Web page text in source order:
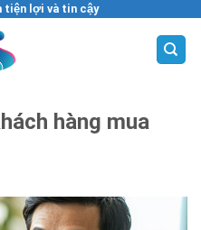
tiện lợi và tin cậy
hàng mua